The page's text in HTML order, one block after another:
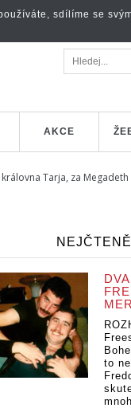
AKCE
Tarja, za
to
sdílíme se